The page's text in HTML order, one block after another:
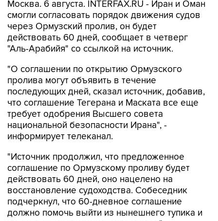
через Ормузский пролив, он будет
действовать 60 дней, сообщает в четверг
"Аль-Арабийя" со ссылкой на источник.
"О соглашении по открытию Ормузского
последующих дней, сказал источник, добавив,
что соглашение Тегерана и Маската все еще
требует одобрения Высшего совета
национальной безопасности Ирана", -
информирует телеканал.
"Источник продолжил, что предложенное
действовать 60 дней, оно нацелено на
восстановление судоходства. Собеседник
подчеркнул, что 60-дневное соглашение
должно помочь выйти из нынешнего тупика и
запустить технические переговоры", -
отмечает "Аль-Арабийя".